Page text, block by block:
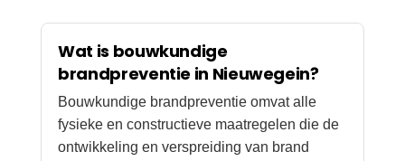
Wat is bouwkundige
brandpreventie in Nieuwegein?
Bouwkundige brandpreventie omvat alle
fysieke en constructieve maatregelen die de
ontwikkeling en verspreiding van brand